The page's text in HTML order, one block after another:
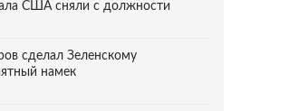
США сняли с должности
сделал Зеленскому
намек